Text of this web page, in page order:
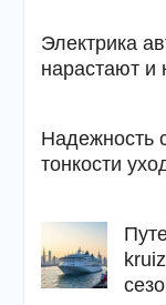
Электрика
нарастают и
Надежность
тонкости